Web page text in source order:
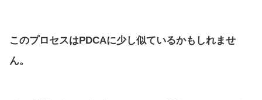
このプロセスはPDCAに少し似ているかもしれませ
ん。